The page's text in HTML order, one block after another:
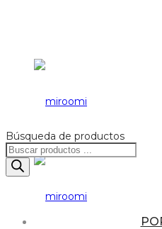
Búsqueda de productos